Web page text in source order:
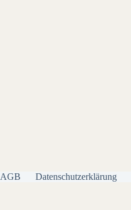
AGB Datenschutzerklärung